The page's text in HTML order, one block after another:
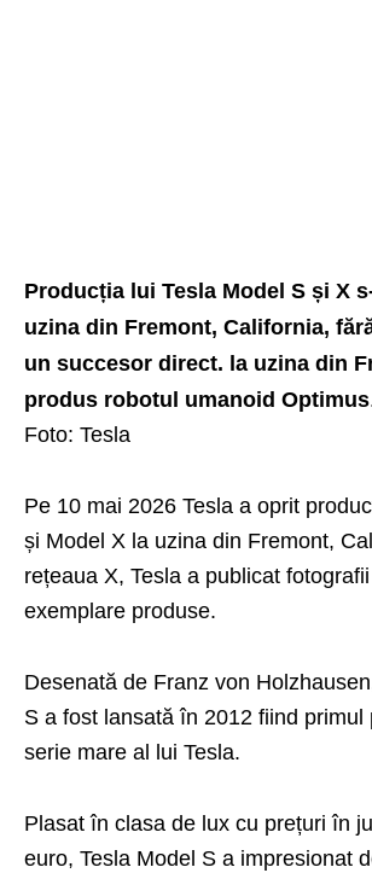
Producția lui Tesla Model S și X
uzina din Fremont, California,
un succesor direct. la uzina din
produs robotul umanoid Optimus
Foto: Tesla
Pe 10 mai 2026 Tesla a oprit
și Model X la uzina din Fremont,
rețeaua X, Tesla a publicat
exemplare produse.
Desenată de Franz von
S a fost lansată în 2012 fiind primul
serie mare al lui Tesla.
Plasat în clasa de lux cu prețuri în
euro, Tesla Model S a impresionat